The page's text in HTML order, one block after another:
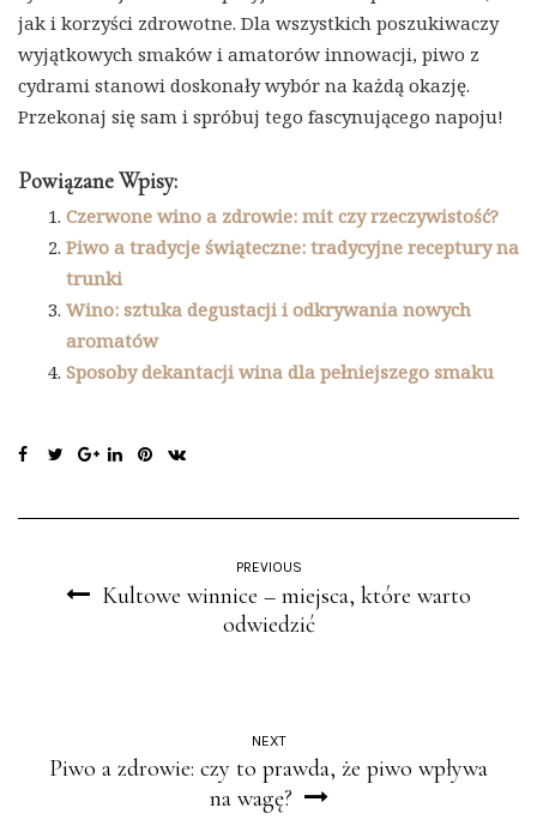
jak i korzyści zdrowotne. Dla wszystkich poszukiwaczy
wyjątkowych smaków i amatorów innowacji, piwo z
cydrami stanowi doskonały wybór na każdą okazję.
Przekonaj się sam i spróbuj tego fascynującego napoju!
Powiązane Wpisy:
Czerwone wino a zdrowie: mit czy rzeczywistość?
Piwo a tradycje świąteczne: tradycyjne receptury na
trunki
Wino: sztuka degustacji i odkrywania nowych
aromatów
Sposoby dekantacji wina dla pełniejszego smaku
PREVIOUS
Kultowe winnice – miejsca, które warto
odwiedzić
NEXT
Piwo a zdrowie: czy to prawda, że piwo wpływa
na wagę?